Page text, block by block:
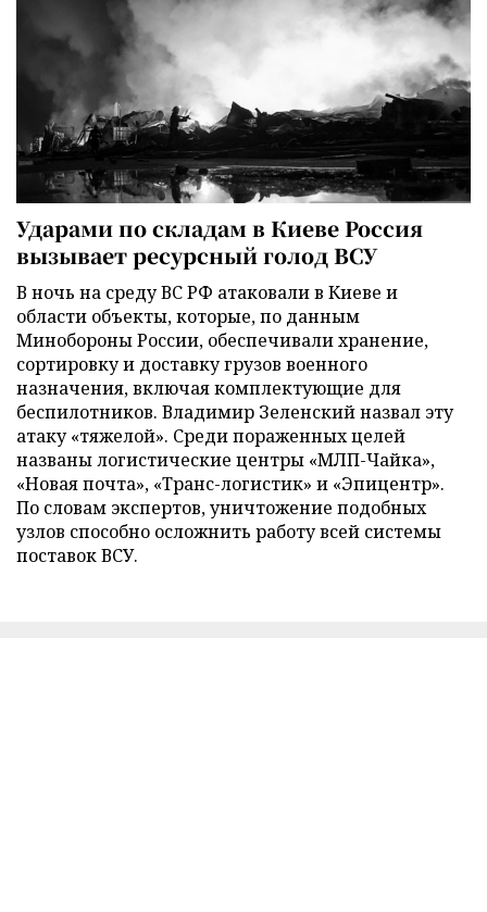
Ударами по складам в Киеве Россия
вызывает ресурсный голод ВСУ
В ночь на среду ВС РФ атаковали в Киеве и
области объекты, которые, по данным
Минобороны России, обеспечивали хранение,
сортировку и доставку грузов военного
назначения, включая комплектующие для
беспилотников. Владимир Зеленский назвал эту
атаку «тяжелой». Среди пораженных целей
названы логистические центры «МЛП-Чайка»,
«Новая почта», «Транс-логистик» и «Эпицентр».
По словам экспертов, уничтожение подобных
узлов способно осложнить работу всей системы
поставок ВСУ.